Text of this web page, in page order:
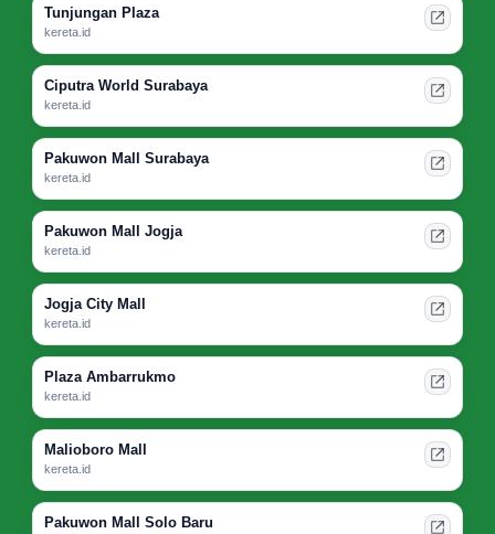
Tunjungan Plaza
kereta.id
Ciputra World Surabaya
kereta.id
Pakuwon Mall Surabaya
kereta.id
Pakuwon Mall Jogja
kereta.id
Jogja City Mall
kereta.id
Plaza Ambarrukmo
kereta.id
Malioboro Mall
kereta.id
Pakuwon Mall Solo Baru